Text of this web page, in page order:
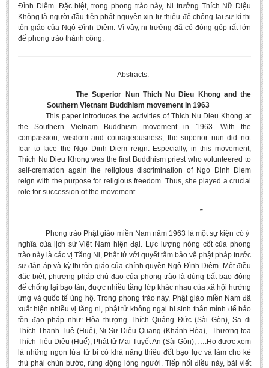
Sinology & Nom
Linguistics
Foreign Literatures & Comparative Literature
Theater and Film
Culture - History - Philosophy
Education
BA, MA, PhD. Theses
Modernization process in Japanese literature and in the literatures of
East-Asian region
Studies on Sinology & Nom
Vietnamese and Japanese Literature Viewed from an East Asian
Perspective
To Build a Standard Orthography in Schools and the Media
80 Years of New Poetry and the Self-Reliant Literary Group
ALUMNI
Đình Diệm. Đặc biệt, trong phong trào này, Ni trưởng Thích Nữ Diệu
Không là người đầu tiên phát nguyện xin tự thiêu để chống lại sự kì thị
tôn giáo của Ngô Đình Diệm. Vì vậy, ni trưởng đã có đóng góp rất lớn
để phong trào thành công.
Abstracts:
The Superior Nun Thich Nu Dieu Khong and the
Southern Vietnam Buddhism movement in 1963
This paper introduces the activities of Thich Nu Dieu Khong at
the Southern Vietnam Buddhism movement in 1963. With the
compassion, wisdom and courageousness, the superior nun did not
fear to face the Ngo Dinh Diem reign. Especially, in this movement,
Thich Nu Dieu Khong was the first Buddhism priest who volunteered to
self-cremation again the religious discrimination of Ngo Dinh Diem
reign with the purpose for religious freedom. Thus, she played a crucial
role for succession of the movement.
*
Phong trào Phật giáo miền Nam năm 1963 là một sự kiện có ý ‎‎
nghĩa của lịch sử Việt Nam hiện đại. Lực lượng nòng cốt của phong
trào này là các vị Tăng Ni, Phật tử với quyết tâm bảo vệ phật pháp trước
sự đàn áp và kỳ thị tôn giáo của chính quyền Ngô Đình Diệm. Một điều
đặc biệt, phương pháp chủ đạo của phong trào là dùng bất bạo động
để chống lại bạo tàn, được nhiều tầng lớp khác nhau của xã hội hưởng
ứng và quốc tế ủng hộ. Trong phong trào này, Phật giáo miền Nam đã
xuất hiện nhiều vị tăng ni, phật tử không ngại hi sinh thân mình để bảo
tồn đạo pháp như: Hòa thượng Thích Quảng Đức (Sài Gòn), Sa di
Thích Thanh Tuệ (Huế), Ni Sư Diệu Quang (Khánh Hòa), Thượng tọa
Thích Tiêu Diêu (Huế), Phật tử Mai Tuyết An (Sài Gòn), ….Họ được xem
là những ngọn lửa từ bi có khả năng thiêu đốt bạo lực và làm cho kẻ
thù phải chùn bước, rúng động lòng người. Tiếp nối điều này, bài viết